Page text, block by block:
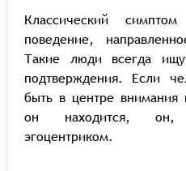
Классический
поведение,
Такие люди всегда
подтверждения. Если
быть в центре внимания
он находится, он,
эгоцентриком.